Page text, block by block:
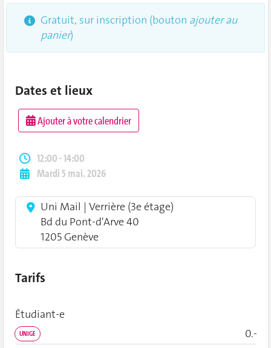
Gratuit, sur inscription (bouton ajouter au
panier)
Dates et lieux
Ajouter à votre calendrier
12:00 - 14:00
Mardi 5 mai. 2026
Uni Mail | Verrière (3e étage)
Bd du Pont-d'Arve 40
1205 Genève
Tarifs
Étudiant‑e
UNIGE
0.-